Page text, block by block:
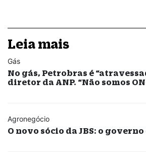
Leia mais
Gás
No gás, Petrobras é
diretor da ANP. “Não somos
Agronegócio
O novo sócio da JBS: o